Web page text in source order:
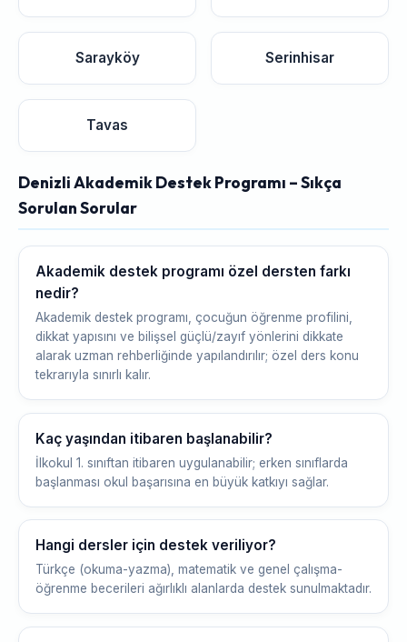
Sarayköy Serinhisar
Tavas
Denizli Akademik Destek Programı – Sıkça
Sorulan Sorular
Akademik destek programı özel dersten farkı
nedir?
Akademik destek programı, çocuğun öğrenme profilini,
dikkat yapısını ve bilişsel güçlü/zayıf yönlerini dikkate
alarak uzman rehberliğinde yapılandırılır; özel ders konu
tekrarıyla sınırlı kalır.
Kaç yaşından itibaren başlanabilir?
İlkokul 1. sınıftan itibaren uygulanabilir; erken sınıflarda
başlanması okul başarısına en büyük katkıyı sağlar.
Hangi dersler için destek veriliyor?
Türkçe (okuma-yazma), matematik ve genel çalışma-
öğrenme becerileri ağırlıklı alanlarda destek sunulmaktadır.